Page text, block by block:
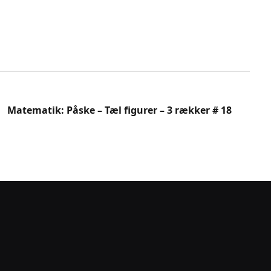
Matematik: Påske – Tæl figurer – 3 rækker # 18